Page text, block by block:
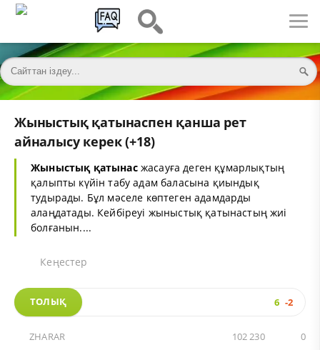
Жыныстық қатынаспен қанша рет
айналысу керек (+18)
Жыныстық қатынасжасауға деген құмарлықтың
қалыпты күйін табу адам баласына қиындық
тудырады. Бұл мәселе көптеген адамдарды
алаңдатады. Кейбіреуі жыныстық қатынастың жиі
болғанын....
Кеңестер
ТОЛЫҚ 6 -2
ZHARAR 0
102 230